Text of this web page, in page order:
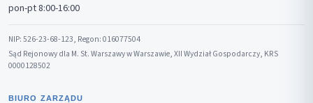
pon-pt 8:00-16:00
NIP: 526-23-68-123, Regon: 016077504
Sąd Rejonowy dla M. St. Warszawy w Warszawie, XII Wydział Gospodarczy, KRS
0000128502
BIURO ZARZĄDU